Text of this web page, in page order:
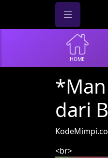
HOME
dari
<br>